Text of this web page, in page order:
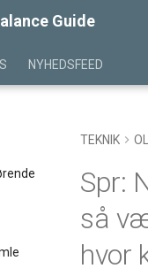
Guide
NYHEDSFEED
// KB
TEKNIK
Spr:
så
hvor